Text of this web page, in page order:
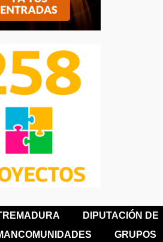
DIPUTACIÓN DE
GRUPOS